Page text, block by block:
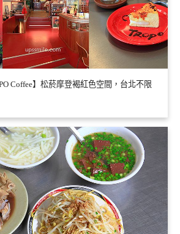
Coffee】松菸摩登褐紅色空間，台北不限